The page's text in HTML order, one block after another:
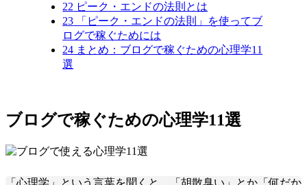
22 ピーク・エンドの法則とは
23 「ピーク・エンドの法則」を使ってブ
ログで稼ぐためには
24 まとめ：ブログで稼ぐための心理学11
選
ブログで稼ぐための心理学11選
「心理学」という言葉を聞くと、「胡散臭い」とか「何だか